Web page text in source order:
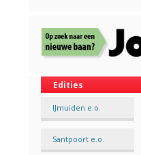
Edities
IJmuiden e.o.
Santpoort e.o.